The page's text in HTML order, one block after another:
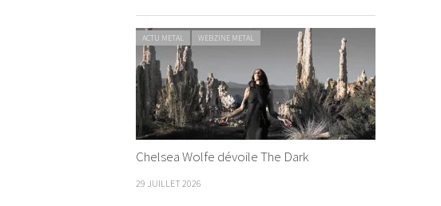
ACTU METAL WEBZINE METAL
Chelsea Wolfe dévoile The Dark
29 JUILLET 2026